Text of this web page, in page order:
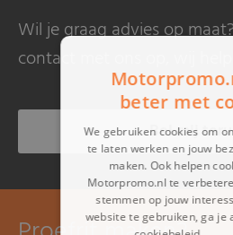
Wil je graag advies op
contact met ons op, wij
Bel mij
beter met
We gebruiken cookies om
te laten werken en jouw
maken. Ook helpen
Motorpromo.nl te
stemmen op jouw
website te gebruiken, ga je